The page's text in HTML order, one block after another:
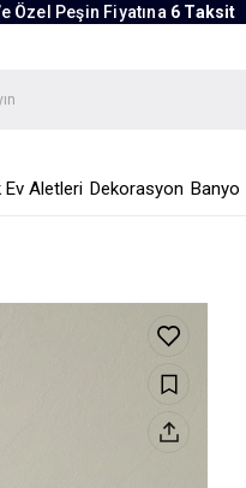
Özel Peşin Fiyatına 6 Taksit
Ev Aletleri Dekorasyon Banyo